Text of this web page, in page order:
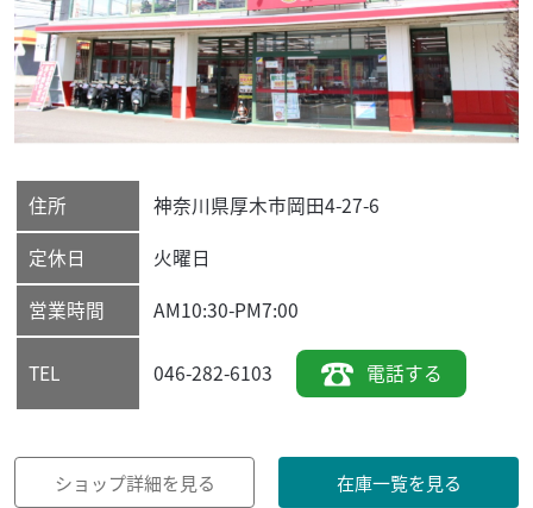
住所 神奈川県厚木市岡田4-27-6
定休日
火曜日
営業時間
AM10:30-PM7:00
TEL 046-282-6103 電話する
ショップ詳細を見る 在庫一覧を見る